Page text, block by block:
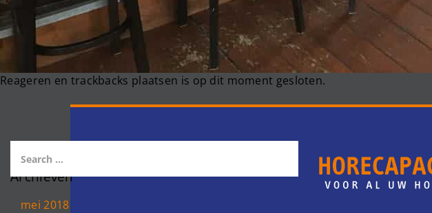
Reageren en trackbacks plaatsen is op dit moment gesloten.
Archieven
mei 2018